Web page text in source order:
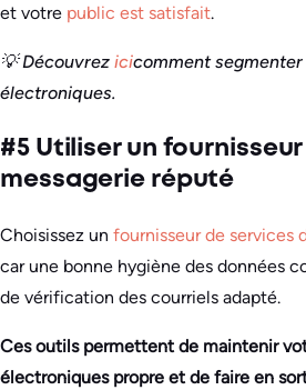
et votre public est satisfait.
💡 Découvrez icicomment segmenter
électroniques.
#5 Utiliser un
messagerie réputé
Choisissez un fournisseur de services
car une bonne hygiène des données
de vérification des courriels adapté.
Ces outils permettent de maintenir
électroniques propre et de faire en